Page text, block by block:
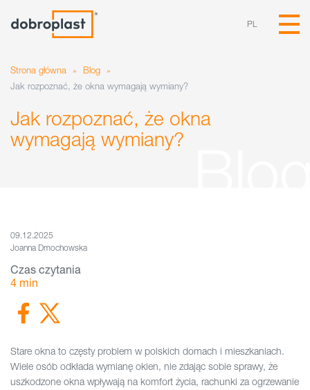
PL
Strona główna » Blog
»
Jak rozpoznać, że okna wymagają wymiany?
Jak rozpoznać, że okna
wymagają wymiany?
Stare okna to częsty problem w polskich domach i mieszkaniach.
Wiele osób odkłada wymianę okien, nie zdając sobie sprawy, że
uszkodzone okna wpływają na komfort życia, rachunki za ogrzewanie
09.12.2025
Joanna Dmochowska
Czas czytania
4 min